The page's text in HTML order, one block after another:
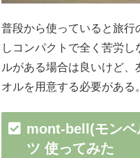
普段から使っていると旅行
しコンパクトで全く苦労
ルがある場合は良いけど
オルを用意する必要がある
mont-bell(モンベ
ツ 使ってみた